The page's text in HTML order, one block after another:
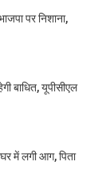
पर निशाना,
बाधित, यूपीसीएल
में लगी आग, पिता